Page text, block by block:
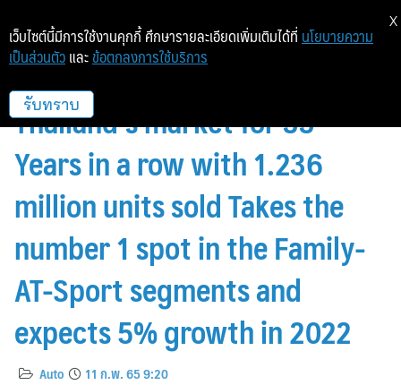
Honda motorcycle tops
Thailand’s market for 33
Years in a row with 1.236
million units sold Takes the
number 1 spot in the Family-
AT-Sport segments and
expects 5% growth in 2022
Auto 11 ก.พ. 65 9:20
เว็บไซต์นี้มีการใช้งานคุกกี้ ศึกษารายละเอียดเพิ่มเติมได้ที่ นโยบายความ
เป็นส่วนตัว และ ข้อตกลงการใช้บริการ
รับทราบ
X